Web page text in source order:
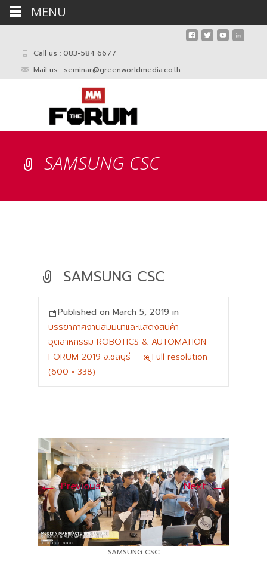
Call us : 083-584 6677
Mail us : seminar@greenworldmedia.co.th
SAMSUNG CSC
SAMSUNG CSC
Published on March 5, 2019 in
บรรยากาศงานสัมมนาและแสดงสินค้า
อุตสาหกรรม ROBOTICS & AUTOMATION
FORUM 2019 จ.ชลบุรี
Full resolution
(600 × 338)
←Previous Next→
SAMSUNG CSC
MENU